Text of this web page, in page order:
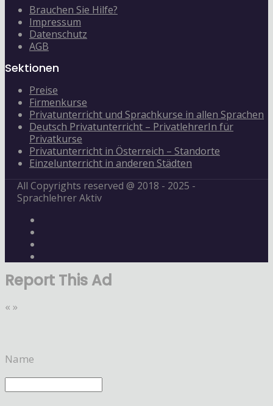
Brauchen Sie Hilfe?
Impressum
Datenschutz
AGB
Sektionen
Preise
Firmenkurse
Privatunterricht und Sprachkurse in allen Sprachen
Deutsch Privatunterricht – PrivatlehrerIn für
Privatkurse
Privatunterricht in Österreich – Standorte
Einzelunterricht in anderen Städten
All Copyrights reserved @ 2018 - 2025 -
Sprachlehrer Aktiv
Report This Ad
« »
Name